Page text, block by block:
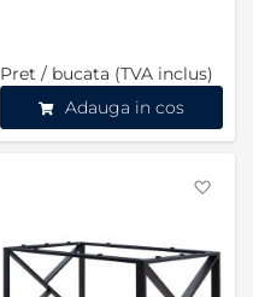
Pret / bucata (TVA inclus)
Adauga in cos